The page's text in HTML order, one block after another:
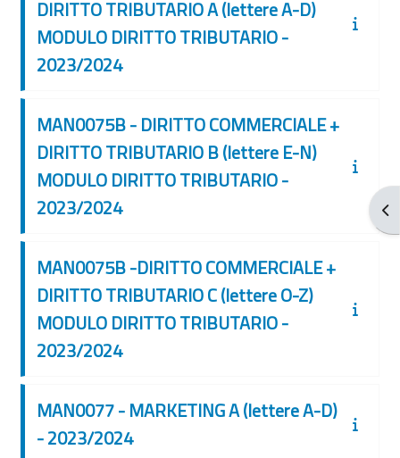
DIRITTO TRIBUTARIO A (lettere A-D)
MODULO DIRITTO TRIBUTARIO -
2023/2024
MAN0075B - DIRITTO COMMERCIALE +
DIRITTO TRIBUTARIO B (lettere E-N)
MODULO DIRITTO TRIBUTARIO -
2023/2024
MAN0075B -DIRITTO COMMERCIALE +
DIRITTO TRIBUTARIO C (lettere O-Z)
MODULO DIRITTO TRIBUTARIO -
2023/2024
MAN0077 - MARKETING A (lettere A-D)
- 2023/2024